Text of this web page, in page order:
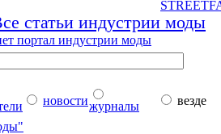
статьи индустрии моды
новостижурналы
везде